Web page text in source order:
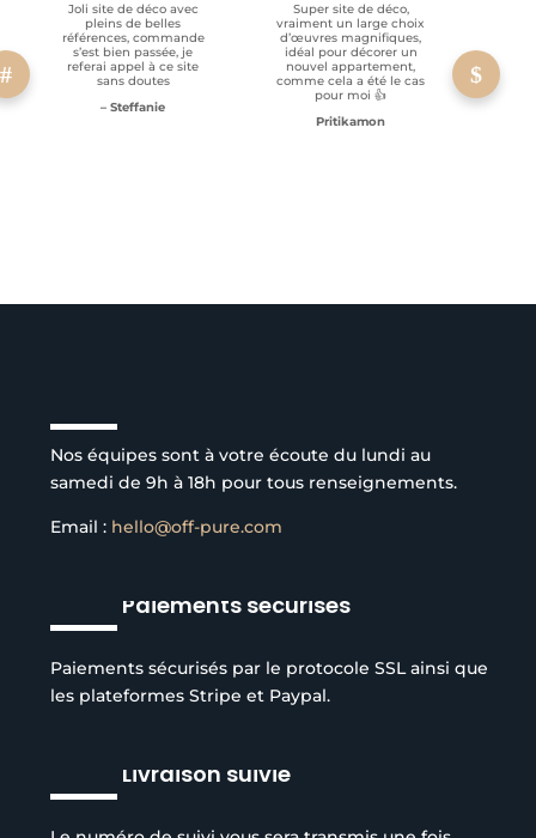
Joli site de déco avec
pleins de belles
références, commande
s’est bien passée, je
referai appel à ce site
sans doutes
– Steffanie
Super site de déco,
vraiment un large choix
d’œuvres magnifiques,
idéal pour décorer un
nouvel appartement,
comme cela a été le cas
pour moi 👍
Pritikamon
Nos équipes sont à votre écoute du lundi au
samedi de 9h à 18h pour tous renseignements.
Email : hello@off-pure.com
Paiements sécurisés
Paiements sécurisés par le protocole SSL ainsi que
les plateformes Stripe et Paypal.
Livraison suivie